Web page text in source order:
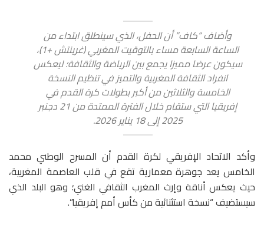
وأضاف “كاف” أن الحفل، الذي سينطلق ابتداء من
الساعة السابعة مساء بالتوقيت المغربي (غرينتش +1)،
سيكون عرضا مميزا يجمع بين الرياضة والثقافة؛ ليعكس
انفراد الثقافة المغربية والتميز في تنظيم النسخة
الخامسة والثلاثين من أكبر بطولات كرة القدم في
إفريقيا التي ستقام خلال الفترة الممتدة من 21 دجنبر
2025 إلى 18 يناير 2026.
وأكد الاتحاد الإفريقي لكرة القدم أن المسرح الوطني محمد
الخامس يعد جوهرة معمارية تقع في قلب العاصمة المغربية،
حيث يعكس أناقة وإرث المغرب الثقافي الغني؛ وهو البلد الذي
سيستضيف “نسخة استثنائية من كأس أمم إفريقيا”.